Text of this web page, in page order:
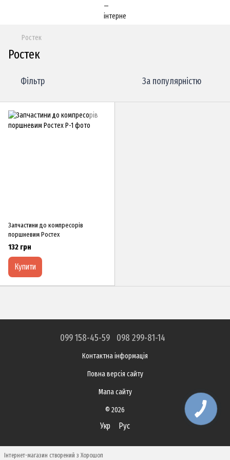
Ростек
Ростек
Фільтр За популярністю
Запчастини до компресорів
поршневим Ростех
132 грн
Купити
099 158-45-59 098 299-81-14
Контактна інформація
Повна версія сайту
Мапа сайту
© 2026
Укр Рус
Інтернет-магазин створений з Хорошоп